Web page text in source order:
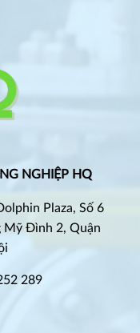
NGHIỆP HQ
Plaza, Số 6
Mỹ Đình 2, Quận
289